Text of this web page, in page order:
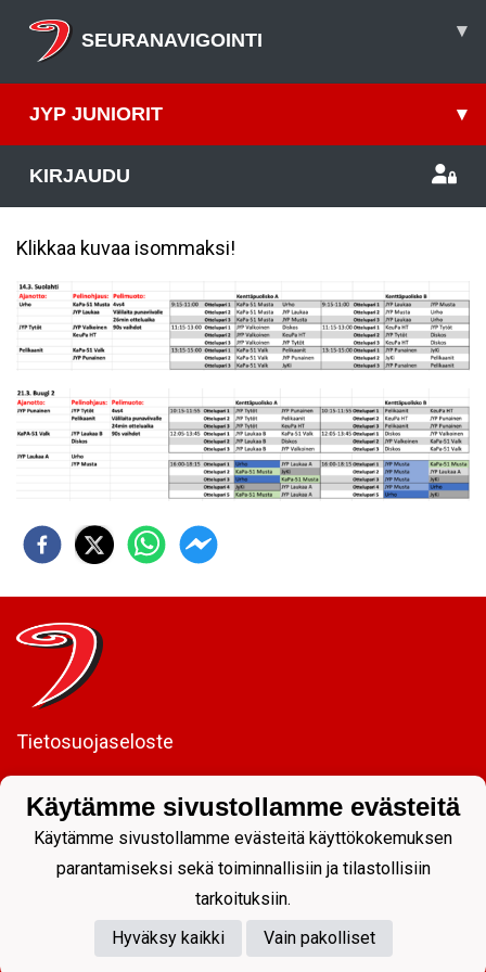
SEURANAVIGOINTI ▾
JYP JUNIORIT ▾
KIRJAUDU
Klikkaa kuvaa isommaksi!
Tietosuojaseloste
Kuntoportti 5 | 40700 JYVÄSKYLÄ |
Powered by
Käytämme sivustollamme evästeitä
Käytämme sivustollamme evästeitä käyttökokemuksen
parantamiseksi sekä toiminnallisiin ja tilastollisiin
tarkoituksiin.
Hyväksy kaikki
Vain pakolliset